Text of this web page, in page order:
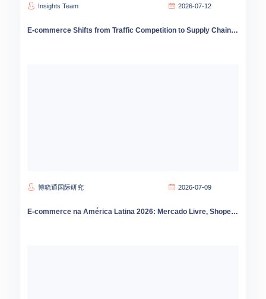
Insights Team 2026-07-12
E-commerce Shifts from Traffic Competition to Supply Chain Value Competition How Brands Can Win in Stock Market Era
博晓通国际研究 2026-07-09
E-commerce na América Latina 2026: Mercado Livre, Shopee e as novas regras do jogo digital